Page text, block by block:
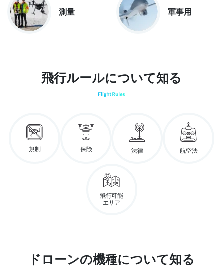
測量 軍事用
飛行ルールについて知る
規制 保険 法律 航空法
飛行可能
エリア
ドローンの機種について知る